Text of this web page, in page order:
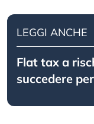
LEGGI ANCHE
Flat tax a
succedere